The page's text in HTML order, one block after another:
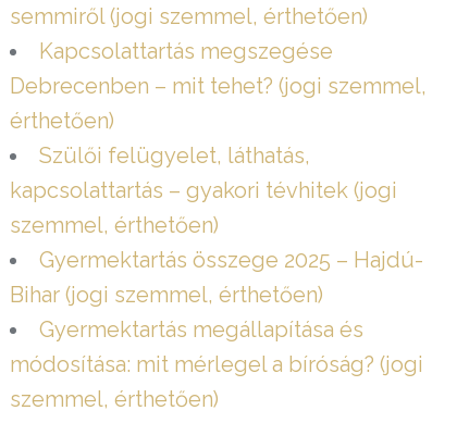
semmiről (jogi szemmel, érthetően)
Kapcsolattartás megszegése
Debrecenben – mit tehet? (jogi szemmel,
érthetően)
Szülői felügyelet, láthatás,
kapcsolattartás – gyakori tévhitek (jogi
szemmel, érthetően)
Gyermektartás összege 2025 – Hajdú-
Bihar (jogi szemmel, érthetően)
Gyermektartás megállapítása és
módosítása: mit mérlegel a bíróság? (jogi
szemmel, érthetően)